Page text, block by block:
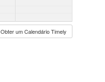
Obter um Calendário Timely